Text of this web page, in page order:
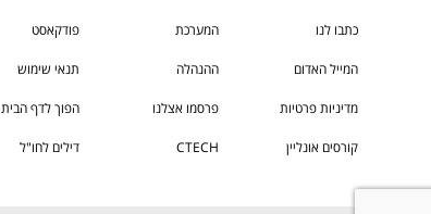
כתבו לנו המערכת פודקאסט
המייל האדום ההנהלה תנאי שימוש
מדיניות פרטיות פרסמו אצלנו הפוך לדף הבית
קורסים אונליין CTECH
דילים לחו"ל